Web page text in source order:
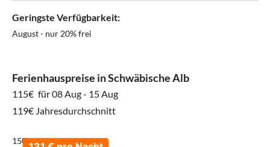
Geringste Verfügbarkeit:
August - nur 20% frei
Ferienhauspreise in Schwäbische Alb
115€ für 08 Aug - 15 Aug
119€ Jahresdurchschnitt
150